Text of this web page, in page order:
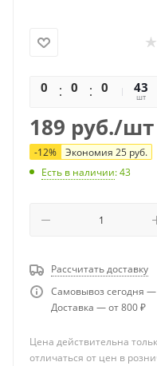
0 0 0 0
43
шт
189 руб./шт
-12% Экономия 25 руб.
Есть в наличии: 43
Рассчитать доставку
Самовывоз сегодня
Доставка — от 800 ₽
Цена действительна
отличаться от цен в